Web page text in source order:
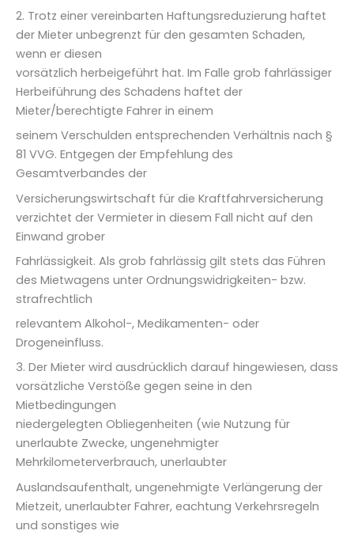
2. Trotz einer vereinbarten Haftungsreduzierung haftet
der Mieter unbegrenzt für den gesamten Schaden,
wenn er diesen
vorsätzlich herbeigeführt hat. Im Falle grob fahrlässiger
Herbeiführung des Schadens haftet der
Mieter/berechtigte Fahrer in einem
seinem Verschulden entsprechenden Verhältnis nach §
81 VVG. Entgegen der Empfehlung des
Gesamtverbandes der
Versicherungswirtschaft für die Kraftfahrversicherung
verzichtet der Vermieter in diesem Fall nicht auf den
Einwand grober
Fahrlässigkeit. Als grob fahrlässig gilt stets das Führen
des Mietwagens unter Ordnungswidrigkeiten- bzw.
strafrechtlich
relevantem Alkohol-, Medikamenten- oder
Drogeneinfluss.
3. Der Mieter wird ausdrücklich darauf hingewiesen, dass
vorsätzliche Verstöße gegen seine in den
Mietbedingungen
niedergelegten Obliegenheiten (wie Nutzung für
unerlaubte Zwecke, ungenehmigter
Mehrkilometerverbrauch, unerlaubter
Auslandsaufenthalt, ungenehmigte Verlängerung der
Mietzeit, unerlaubter Fahrer, eachtung Verkehrsregeln
und sonstiges wie